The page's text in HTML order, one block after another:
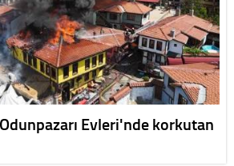
Evleri'nde korkutan